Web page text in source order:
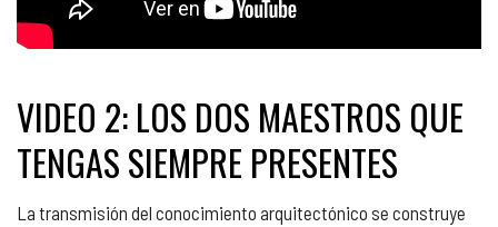
VIDEO 2: LOS DOS MAESTROS QUE
TENGAS SIEMPRE PRESENTES
La transmisión del conocimiento arquitectónico se construye